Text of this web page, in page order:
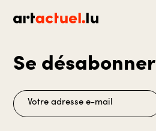
Se désabonner